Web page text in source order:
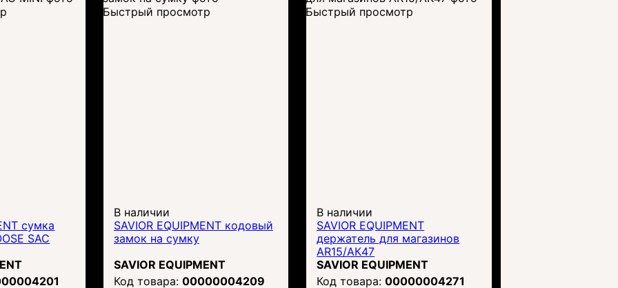
сумка
SAC
Быстрый просмотр
В наличии
SAVIOR EQUIPMENT кодовый
замок на сумку
SAVIOR EQUIPMENT
00000004209
Быстрый просмотр
В наличии
SAVIOR EQUIPMENT
держатель для магазинов
AR15/АК47
SAVIOR EQUIPMENT
00000004271